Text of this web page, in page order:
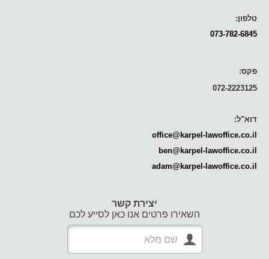
טלפון:
073-782-6845
פקס:
072-2223125
דוא"ל:
office@karpel-lawoffice.co.il
ben@karpel-lawoffice.co.il
adam@karpel-lawoffice.co.il
יצירת קשר
השאירו פרטים אנו כאן לסייע לכם